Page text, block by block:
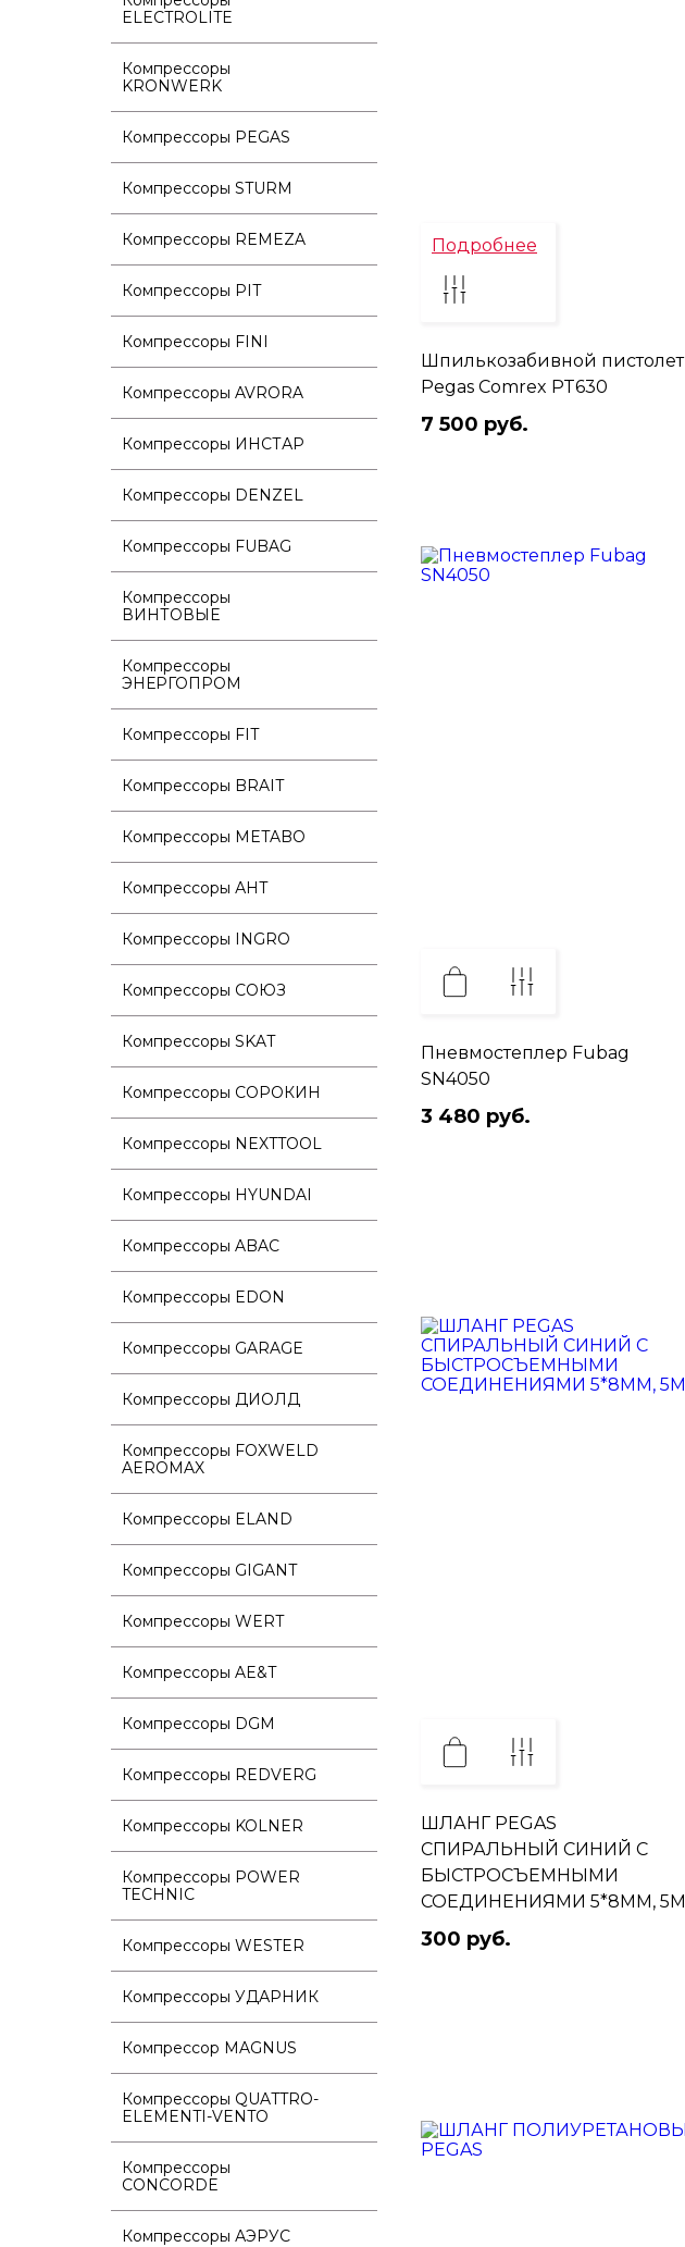
ELECTROLITE
Компрессоры
KRONWERK
Компрессоры PEGAS
Компрессоры STURM
Компрессоры REMEZA
Компрессоры PIT
Компрессоры FINI
Компрессоры AVRORA
Компрессоры ИНСТАР
Компрессоры DENZEL
Компрессоры FUBAG
Компрессоры
ВИНТОВЫЕ
Компрессоры
ЭНЕРГОПРОМ
Компрессоры FIT
Компрессоры BRAIT
Компрессоры METABO
Компрессоры АНТ
Компрессоры INGRO
Компрессоры СОЮЗ
Компрессоры SKAT
Компрессоры СОРОКИН
Компрессоры NEXTTOOL
Компрессоры HYUNDAI
Компрессоры ABAC
Компрессоры EDON
Компрессоры GARAGE
Компрессоры ДИОЛД
Компрессоры FOXWELD
AEROMAX
Компрессоры ELAND
Компрессоры GIGANT
Компрессоры WERT
Компрессоры AE&T
Компрессоры DGM
Компрессоры REDVERG
Компрессоры KOLNER
Компрессоры POWER
TECHNIC
Компрессоры WESTER
Компрессоры УДАРНИК
Компрессор MAGNUS
Компрессоры QUATTRO-
ELEMENTI-VENTO
Компрессоры
CONCORDE
Компрессоры АЭРУС
Подробнее
Шпилькозабивной пистолет
Pegas Comrex PT630
7 500 руб.
Пневмостеплер Fubag
SN4050
3 480 руб.
ШЛАНГ PEGAS
СПИРАЛЬНЫЙ СИНИЙ С
БЫСТРОСЪЕМНЫМИ
СОЕДИНЕНИЯМИ 5*8ММ, 5М
300 руб.